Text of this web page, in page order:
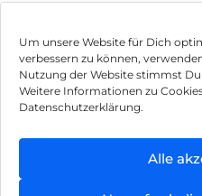
Um unsere Website für Dich
verbessern zu können,
Nutzung der Website stimmst
Weitere Informationen zu
Datenschutzerklärung.
Alle
Impressum